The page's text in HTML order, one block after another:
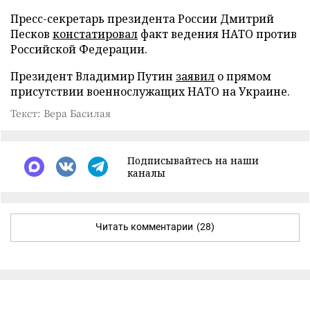
Пресс-секретарь президента России Дмитрий
Песков констатировал факт ведения НАТО против
Российской Федерации.
Президент Владимир Путин заявил о прямом
присутствии военнослужащих НАТО на Украине.
Текст: Вера Басилая
Подписывайтесь на наши
каналы
Читать комментарии (28)